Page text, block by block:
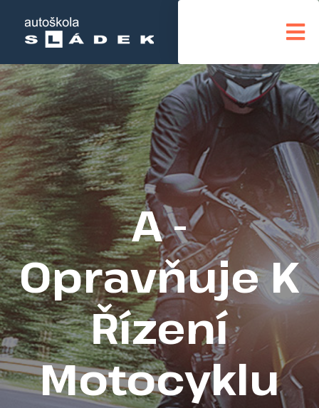
A -
Opravňuje K
Řízení
Motocyklu